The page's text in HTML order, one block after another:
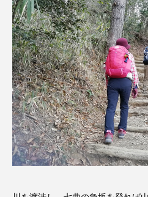
おばあちゃんと僕の約束
おーい、応為 お知らせ
かしこいグレーテル か
がんを知り、がんを考える
きもちはなにいろ？ く
くるまのなかには？ け